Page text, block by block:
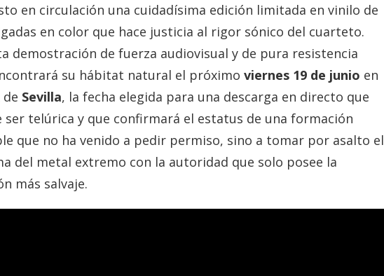
en circulación una cuidadísima edición limitada en vinilo de
en color que hace justicia al rigor sónico del cuarteto.
demostración de fuerza audiovisual y de pura resistencia
su hábitat natural el próximo viernes 19 de junio en
de Sevilla, la fecha elegida para una descarga en directo que
ser telúrica y que confirmará el estatus de una formación
que no ha venido a pedir permiso, sino a tomar por asalto el
del metal extremo con la autoridad que solo posee la
más salvaje.